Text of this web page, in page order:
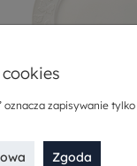
zapisywanie
Zgoda